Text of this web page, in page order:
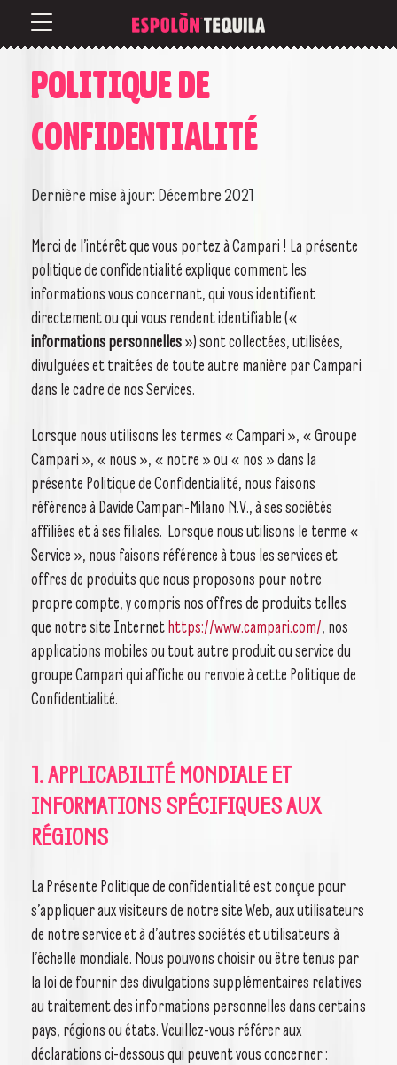
BACK
NOTRE MÉTIER
BACK
TEQUILA REPOSADO
TEQUILA CRISTALINO
NOS TEQUILAS
BACK
OLD FASHIONED
SPICY MARGARITA
COCKTAILS
POLITIQUE DE
CONFIDENTIALITÉ
Dernière mise à jour: Décembre 2021
Merci de l’intérêt que vous portez à Campari ! La présente
politique de confidentialité explique comment les
informations vous concernant, qui vous identifient
directement ou qui vous rendent identifiable («
informations personnelles») sont collectées, utilisées,
divulguées et traitées de toute autre manière par Campari
dans le cadre de nos Services.
Lorsque nous utilisons les termes « Campari », « Groupe
Campari », « nous », « notre » ou « nos » dans la
présente Politique de Confidentialité, nous faisons
référence à Davide Campari-Milano N.V., à ses sociétés
affiliées et à ses filiales. Lorsque nous utilisons le terme «
Service », nous faisons référence à tous les services et
offres de produits que nous proposons pour notre
propre compte, y compris nos offres de produits telles
que notre site Internet https://www.campari.com/, nos
applications mobiles ou tout autre produit ou service du
groupe Campari qui affiche ou renvoie à cette Politique de
Confidentialité.
1. APPLICABILITÉ MONDIALE ET
INFORMATIONS SPÉCIFIQUES AUX
RÉGIONS
La Présente Politique de confidentialité est conçue pour
s’appliquer aux visiteurs de notre site Web, aux utilisateurs
de notre service et à d’autres sociétés et utilisateurs à
l’échelle mondiale. Nous pouvons choisir ou être tenus par
la loi de fournir des divulgations supplémentaires relatives
au traitement des informations personnelles dans certains
pays, régions ou états. Veuillez-vous référer aux
déclarations ci-dessous qui peuvent vous concerner :